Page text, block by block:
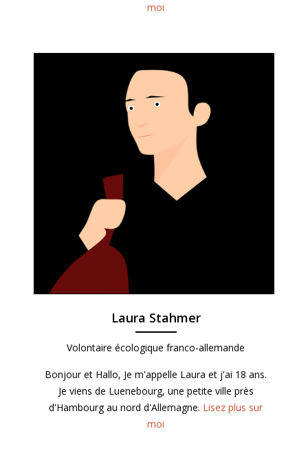
moi
Laura Stahmer
Volontaire écologique franco-allemande
Bonjour et Hallo, Je m'appelle Laura et j'ai 18 ans.
Je viens de Luenebourg, une petite ville près
d'Hambourg au nord d'Allemagne. Lisez plus sur
moi